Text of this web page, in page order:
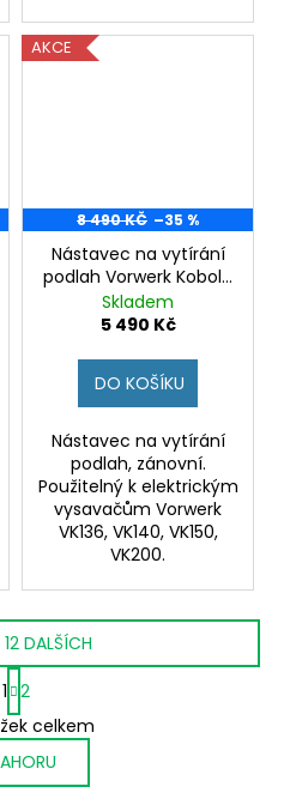
AKCE
8 490 KČ –35 %
Nástavec na vytírání
podlah Vorwerk Kobold
SP600
Skladem
5 490 Kč
DO KOŠÍKU
Nástavec na vytírání
podlah, zánovní.
Použitelný k elektrickým
vysavačům Vorwerk
VK136, VK140, VK150,
VK200.
O
v
l
á
DALŠÍCH
S
t
r
á
n
k
1 2
celkem